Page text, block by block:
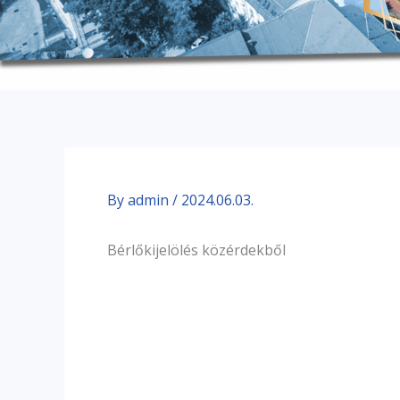
Byadmin / 2024.06.03.
Bérlőkijelölés közérdekből